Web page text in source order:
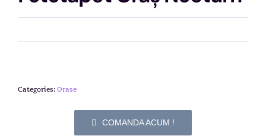
Categories:Orase
COMANDA ACUM !